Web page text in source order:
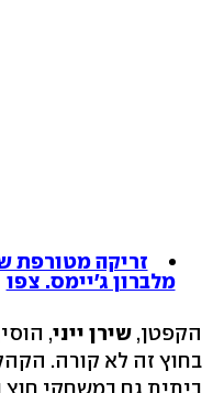
מלברון ג'יימס. צפו
הקפטן, שירן ייני,
בחוץ זה לא קורה.